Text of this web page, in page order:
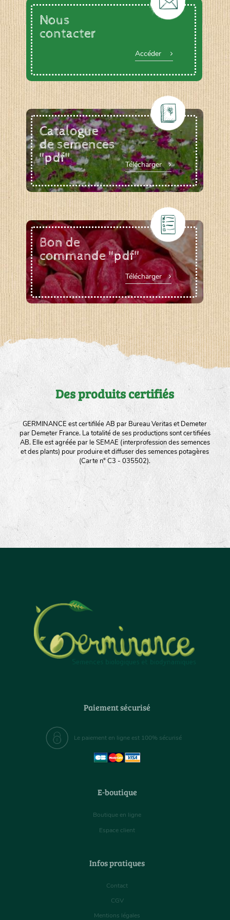
Nous
contacter
Accéder
Catalogue
de semences
"pdf"
Télécharger
Bon de
commande "pdf"
Télécharger
Des produits certifiés
GERMINANCE est certifilée AB par Bureau Veritas et Demeter
par Demeter France. La totalité de ses productions sont certifiées
AB. Elle est agréée par le SEMAE (interprofession des semences
et des plants) pour produire et diffuser des semences potagères
(Carte n° C3 - 035502).
Paiement sécurisé
Le paiement en ligne est 100% sécurisé
E-boutique
Boutique en ligne
Espace client
Infos pratiques
Contact
CGV
Mentions légales